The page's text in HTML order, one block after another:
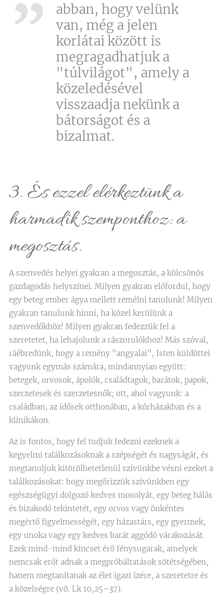
abban, hogy velünk
van, még a jelen
korlátai között is
megragadhatjuk a
"túlvilágot", amely a
közeledésével
visszaadja nekünk a
bátorságot és a
bizalmat.
3. És ezzel elérkeztünk a
harmadik szemponthoz: a
megosztás.
A szenvedés helyei gyakran a megosztás, a kölcsönös
gazdagodás helyszínei. Milyen gyakran előfordul, hogy
egy beteg ember ágya mellett remélni tanulunk! Milyen
gyakran tanulunk hinni, ha közel kerülünk a
szenvedőkhöz! Milyen gyakran fedezzük fel a
szeretetet, ha lehajolunk a rászorulókhoz! Más szóval,
ráébredünk, hogy a remény "angyalai", Isten küldöttei
vagyunk egymás számára, mindannyian együtt:
betegek, orvosok, ápolók, családtagok, barátok, papok,
szerzetesek és szerzetesnők; ott, ahol vagyunk: a
családban, az idősek otthonában, a kórházakban és a
klinikákon.
Az is fontos, hogy fel tudjuk fedezni ezeknek a
kegyelmi találkozásoknak a szépségét és nagyságát, és
megtanuljuk kitörölhetetlenül szívünkbe vésni ezeket a
találkozásokat: hogy megőrizzük szívünkben egy
egészségügyi dolgozó kedves mosolyát, egy beteg hálás
és bizakodó tekintetét, egy orvos vagy önkéntes
megértő figyelmességét, egy házastárs, egy gyermek,
egy unoka vagy egy kedves barát aggódó várakozását.
Ezek mind-mind kincset érő fénysugarak, amelyek
nemcsak erőt adnak a megpróbáltatások sötétségében,
hanem megtanítanak az élet igazi ízére, a szeretetre és
a közelségre (vö. Lk 10,25–37).